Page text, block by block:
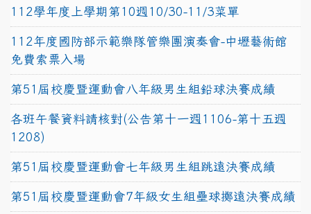
112學年度上學期第10週10/30-11/3菜單
112年度國防部示範樂隊管樂團演奏會-中壢藝術館
免費索票入場
第51屆校慶暨運動會八年級男生組鉛球決賽成績
各班午餐資料請核對(公告第十一週1106-第十五週
1208)
第51屆校慶暨運動會七年級男生組跳遠決賽成績
第51屆校慶暨運動會7年級女生組壘球擲遠決賽成績